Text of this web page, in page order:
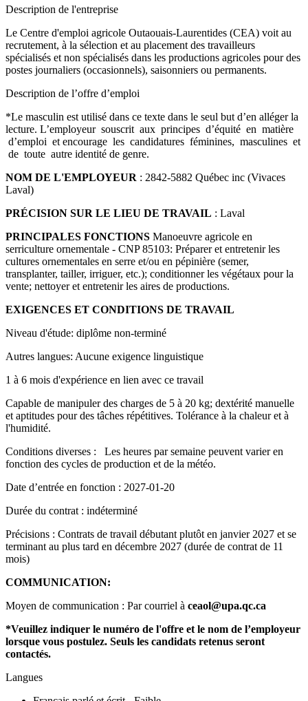
Description de l'entreprise
Le Centre d'emploi agricole Outaouais-Laurentides (CEA) voit au
recrutement, à la sélection et au placement des travailleurs
spécialisés et non spécialisés dans les productions agricoles pour des
postes journaliers (occasionnels), saisonniers ou permanents.
Description de l’offre d’emploi
*Le masculin est utilisé dans ce texte dans le seul but d’en alléger la
lecture. L’employeur souscrit aux principes d’équité en matière
d’emploi et encourage les candidatures féminines, masculines et
de toute autre identité de genre.
NOM DE L'EMPLOYEUR : 2842-5882 Québec inc (Vivaces
Laval)
PRÉCISION SUR LE LIEU DE TRAVAIL : Laval
PRINCIPALES FONCTIONS Manoeuvre agricole en
serriculture ornementale - CNP 85103: Préparer et entretenir les
cultures ornementales en serre et/ou en pépinière (semer,
transplanter, tailler, irriguer, etc.); conditionner les végétaux pour la
vente; nettoyer et entretenir les aires de productions.
EXIGENCES ET CONDITIONS DE TRAVAIL
Niveau d'étude: diplôme non-terminé
Autres langues: Aucune exigence linguistique
1 à 6 mois d'expérience en lien avec ce travail
Capable de manipuler des charges de 5 à 20 kg; dextérité manuelle
et aptitudes pour des tâches répétitives. Tolérance à la chaleur et à
l'humidité.
Conditions diverses :
Les heures par semaine peuvent varier en
fonction des cycles de production et de la météo.
Date d’entrée en fonction : 2027-01-20
Durée du contrat : indéterminé
Précisions : Contrats de travail débutant plutôt en janvier 2027 et se
terminant au plus tard en décembre 2027 (durée de contrat de 11
mois)
COMMUNICATION:
Moyen de communication : Par courriel à ceaol@upa.qc.ca
*Veuillez indiquer le numéro de l'offre et le nom de l’employeur
lorsque vous postulez. Seuls les candidats retenus seront
contactés.
Langues